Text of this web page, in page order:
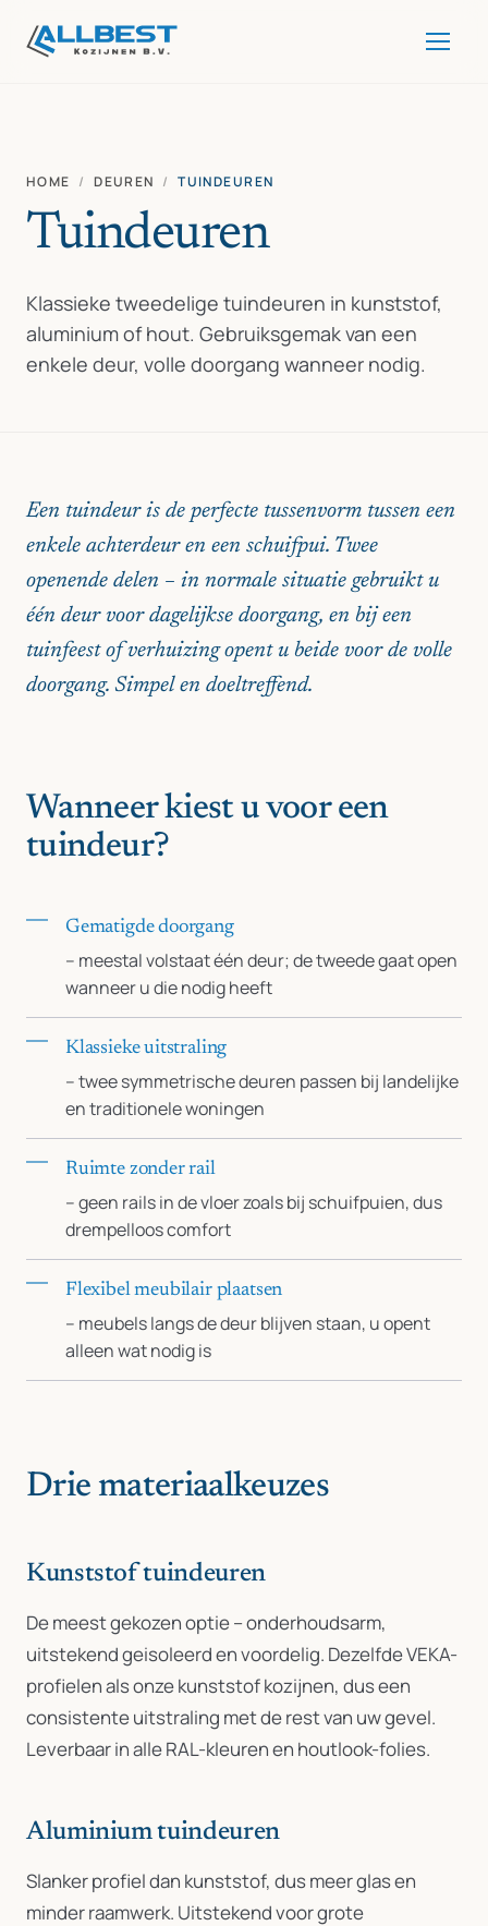
HOME / DEUREN / TUINDEUREN
Tuindeuren
Klassieke tweedelige tuindeuren in kunststof,
aluminium of hout. Gebruiksgemak van een
enkele deur, volle doorgang wanneer nodig.
Een tuindeur is de perfecte tussenvorm tussen een
enkele achterdeur en een schuifpui. Twee
openende delen – in normale situatie gebruikt u
één deur voor dagelijkse doorgang, en bij een
tuinfeest of verhuizing opent u beide voor de volle
doorgang. Simpel en doeltreffend.
Wanneer kiest u voor een
tuindeur?
Gematigde doorgang
– meestal volstaat één deur; de tweede gaat open
wanneer u die nodig heeft
Klassieke uitstraling
– twee symmetrische deuren passen bij landelijke
en traditionele woningen
Ruimte zonder rail
– geen rails in de vloer zoals bij schuifpuien, dus
drempelloos comfort
Flexibel meubilair plaatsen
– meubels langs de deur blijven staan, u opent
alleen wat nodig is
Drie materiaalkeuzes
Kunststof tuindeuren
De meest gekozen optie – onderhoudsarm,
uitstekend geisoleerd en voordelig. Dezelfde VEKA-
profielen als onze kunststof kozijnen, dus een
consistente uitstraling met de rest van uw gevel.
Leverbaar in alle RAL-kleuren en houtlook-folies.
Aluminium tuindeuren
Slanker profiel dan kunststof, dus meer glas en
minder raamwerk. Uitstekend voor grote